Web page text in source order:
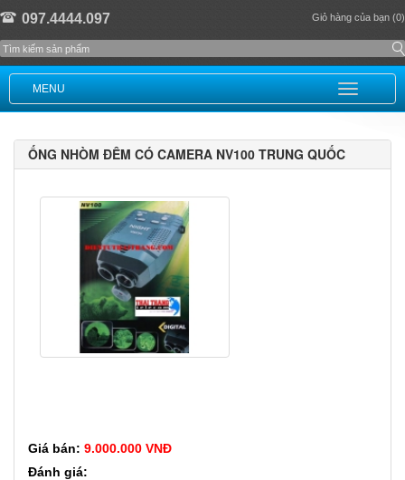
097.4444.097 Giỏ hàng của bạn (0)
MENU
ỐNG NHÒM ĐÊM CÓ CAMERA NV100 TRUNG QUỐC
Giá bán: 9.000.000 VNĐ
Đánh giá: